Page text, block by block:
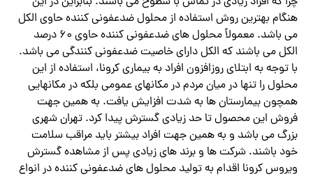
هنگام بهترین روش استفاده از محلول ضدعفونی کننده حاوی الکل
می باشد. معمولاً محلول های ضدعفونی کننده حاوی ۶۰ درصد
الکل می باشند که الکل دارای خاصیت ضدعفونی کنندگی می باشد.
با توجه به ابتلای روزافزون افراد به بیماری کرونا، استفاده از این
محلول را تنها در میان مردم در مکانهای عمومی بلکه در مکانهایی
همچون بیمارستان ها به شدت افزایش یافت. به همین جهت
فروش این محصول تا حد زیادی گسترش پیدا کرد. تهران شهری
بزرگ می باشد و به همین جهت افراد بیشتر باید مراقب سلامت
خود باشند. شرکت ها و برند های زیادی پس از مشاهده گسترش
ویروس کرونا اقدام به تولید محلول های ضدعفونی کننده در انواع